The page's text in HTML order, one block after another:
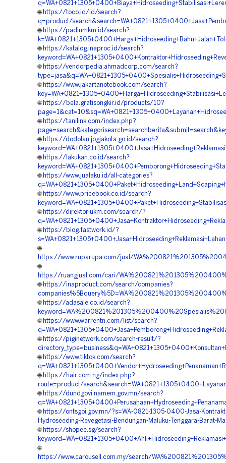
🌐 https://toco.id/id/search?
q=product/
🌐 https://padiumkm.id/search?
🌐 https://katalog.inaproc.id/search?
🌐 https://vendorpedia.ahmadcorp.com/search?
🌐 https://www.jakartanotebook.com/search?
🌐 https://bela.gratisongkir.id/products/10?
🌐 https://tanilink.com/index.php?
🌐 https://dodolan.jogjakota.go.id/search?
🌐 https://lakukan.co.id/search?
🌐 https://www.jualaku.id/all-categories?
🌐 https://www.pricebook.co.id/search?
🌐 https://direktoriukm.com/search/?
🌐 https://blog.fastwork.id/?
🌐
https://www.ruparupa.com/jual/
🌐
https://ruangjual.com/cari/
🌐 https://inaproduct.com/search/companies?
🌐 https://adasale.co.id/search?
🌐 https://www.warrentn.com/list/search?
🌐 https://piginetwork.com/search-result/?
🌐 https://www.tiktok.com/search?
🌐 https://hair.com.ng/index.php?
route=product/
🌐 https://dundgovi.namem.gov.mn/search?
🌐 https://ontsgoi.gov.mn/?s=WA-0821-1305-0400-Jasa-
Hydroseeding-Revegetasi-Bendungan-Maluku-Tenggara-Barat-
🌐 https://shopee.sg/search?
🌐
https://www.carousell.com.my/search/